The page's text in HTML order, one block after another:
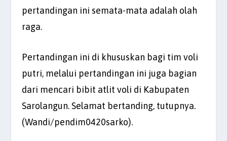
pertandingan ini semata-mata adalah olah
raga.
Pertandingan ini di khususkan bagi tim voli
putri, melalui pertandingan ini juga bagian
dari mencari bibit atlit voli di Kabupaten
Sarolangun. Selamat bertanding, tutupnya.
(Wandi/pendim0420sarko).